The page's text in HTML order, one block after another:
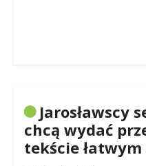
Jarosławscy
chcą wydać
tekście